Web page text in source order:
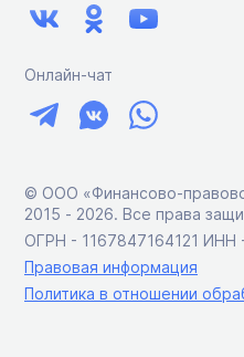
Онлайн-чат
© ООО «Финансово-
2015 ‑ 2026. Все права
ОГРН - 1167847164121 ИНН
Правовая информация
Политика в отношении